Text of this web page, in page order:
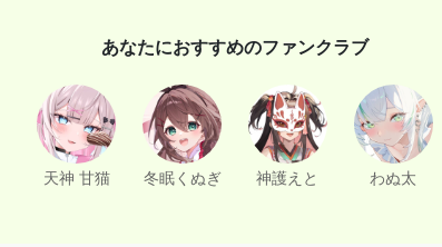
あなたにおすすめのファンクラブ
天神 甘猫 冬眠くぬぎ 神護えと わぬ太